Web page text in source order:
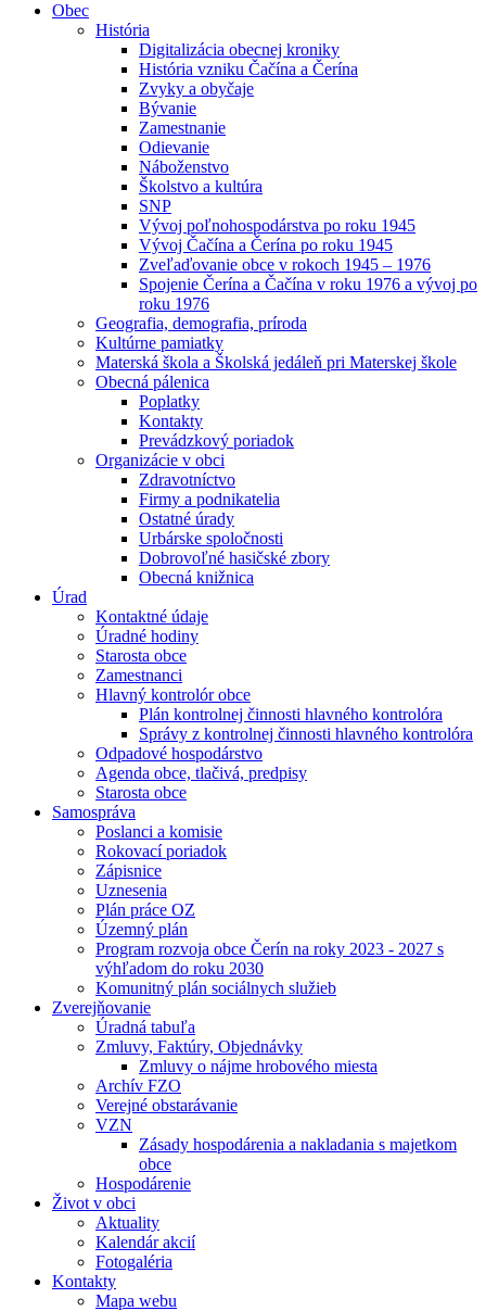
Obec
História
Digitalizácia obecnej kroniky
História vzniku Čačína a Čerína
Zvyky a obyčaje
Bývanie
Zamestnanie
Odievanie
Náboženstvo
Školstvo a kultúra
SNP
Vývoj poľnohospodárstva po roku 1945
Vývoj Čačína a Čerína po roku 1945
Zveľaďovanie obce v rokoch 1945 – 1976
Spojenie Čerína a Čačína v roku 1976 a vývoj po
roku 1976
Geografia, demografia, príroda
Kultúrne pamiatky
Materská škola a Školská jedáleň pri Materskej škole
Obecná pálenica
Poplatky
Kontakty
Prevádzkový poriadok
Organizácie v obci
Zdravotníctvo
Firmy a podnikatelia
Ostatné úrady
Urbárske spoločnosti
Dobrovoľné hasičské zbory
Obecná knižnica
Úrad
Kontaktné údaje
Úradné hodiny
Starosta obce
Zamestnanci
Hlavný kontrolór obce
Plán kontrolnej činnosti hlavného kontrolóra
Správy z kontrolnej činnosti hlavného kontrolóra
Odpadové hospodárstvo
Agenda obce, tlačivá, predpisy
Starosta obce
Samospráva
Poslanci a komisie
Rokovací poriadok
Zápisnice
Uznesenia
Plán práce OZ
Územný plán
Program rozvoja obce Čerín na roky 2023 - 2027 s
výhľadom do roku 2030
Komunitný plán sociálnych služieb
Zverejňovanie
Úradná tabuľa
Zmluvy, Faktúry, Objednávky
Zmluvy o nájme hrobového miesta
Archív FZO
Verejné obstarávanie
VZN
Zásady hospodárenia a nakladania s majetkom
obce
Hospodárenie
Život v obci
Aktuality
Kalendár akcií
Fotogaléria
Kontakty
Mapa webu